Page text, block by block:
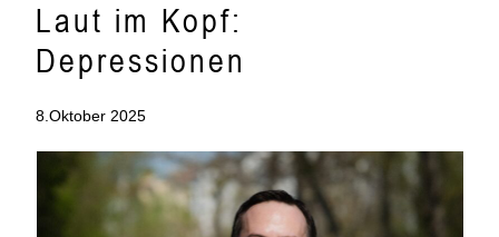
Laut im Kopf:
Depressionen
8.Oktober 2025